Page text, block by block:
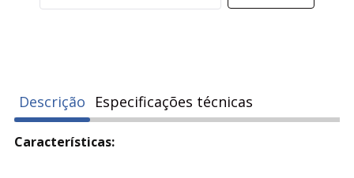
Descrição Especificações técnicas
Características: